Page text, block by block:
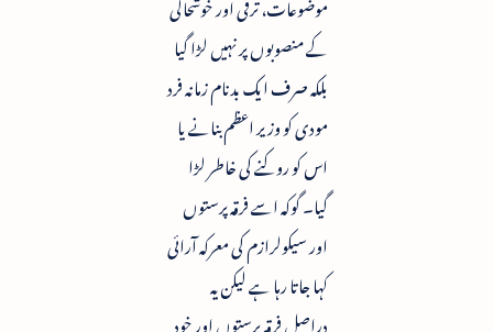
کے منصوبوں پر نہیں لڑا گیا
بلکہ صرف ایک بدنام زمانہ فرد
مودی کو وزیر اعظم بنانے یا
اس کو روکنے کی خاطر لڑا
گیا۔ گوکہ اسے فرقہ پرستوں
اور سیکولرازم کی معرکہ آرائی
کہا جاتا رہا ہے لیکن یہ
دراصل فرقہ پرستوں اور خود